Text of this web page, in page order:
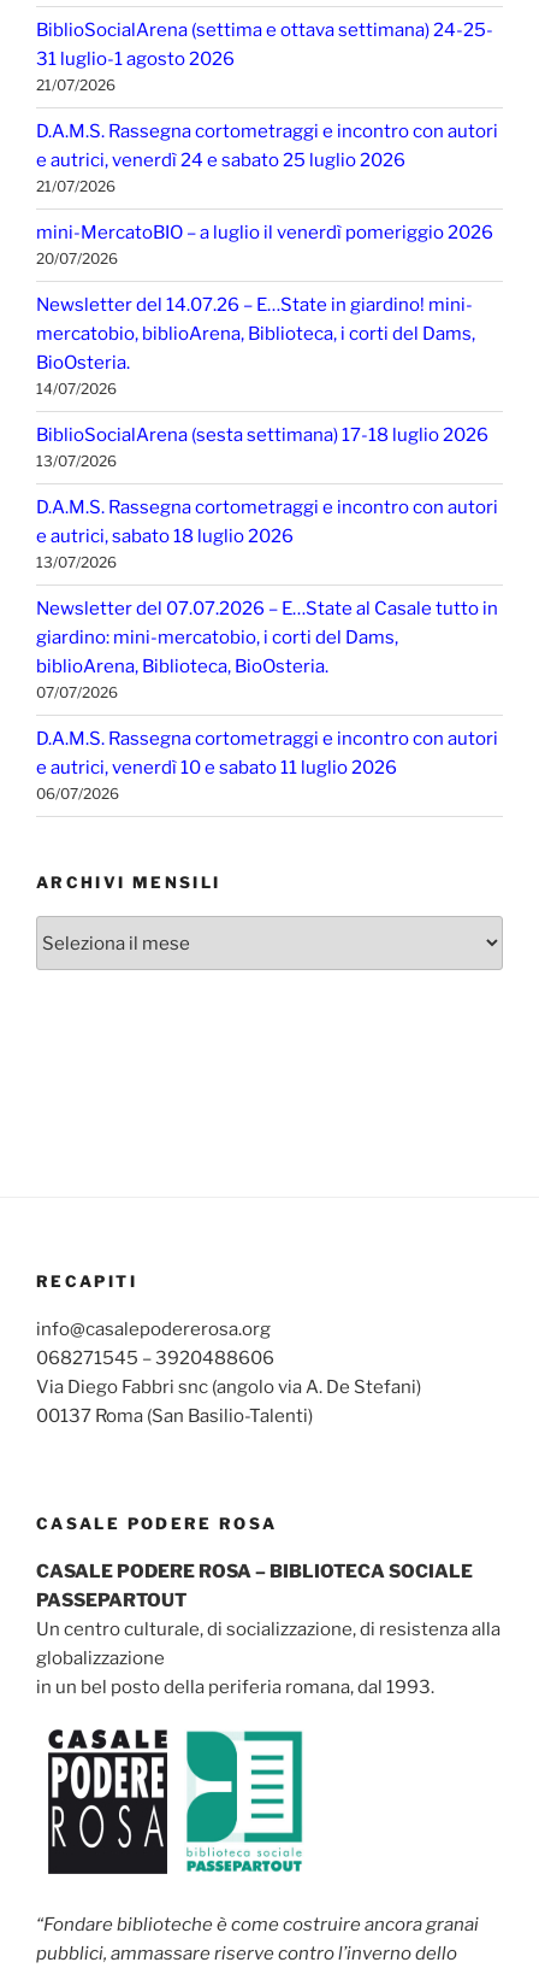
BiblioSocialArena (settima e ottava settimana) 24-25-
31 luglio-1 agosto 2026
21/07/2026
D.A.M.S. Rassegna cortometraggi e incontro con autori
e autrici, venerdì 24 e sabato 25 luglio 2026
21/07/2026
mini-MercatoBIO – a luglio il venerdì pomeriggio 2026
20/07/2026
Newsletter del 14.07.26 – E…State in giardino! mini-
mercatobio, biblioArena, Biblioteca, i corti del Dams,
BioOsteria.
14/07/2026
BiblioSocialArena (sesta settimana) 17-18 luglio 2026
13/07/2026
D.A.M.S. Rassegna cortometraggi e incontro con autori
e autrici, sabato 18 luglio 2026
13/07/2026
Newsletter del 07.07.2026 – E…State al Casale tutto in
giardino: mini-mercatobio, i corti del Dams,
biblioArena, Biblioteca, BioOsteria.
07/07/2026
D.A.M.S. Rassegna cortometraggi e incontro con autori
e autrici, venerdì 10 e sabato 11 luglio 2026
06/07/2026
ARCHIVI MENSILI
RECAPITI
info@casalepodererosa.org
068271545 – 3920488606
Via Diego Fabbri snc (angolo via A. De Stefani)
00137 Roma (San Basilio-Talenti)
CASALE PODERE ROSA
CASALE PODERE ROSA – BIBLIOTECA SOCIALE
PASSEPARTOUT
Un centro culturale, di socializzazione, di resistenza alla
globalizzazione
in un bel posto della periferia romana, dal 1993.
“Fondare biblioteche è come costruire ancora granai
pubblici, ammassare riserve contro l’inverno dello